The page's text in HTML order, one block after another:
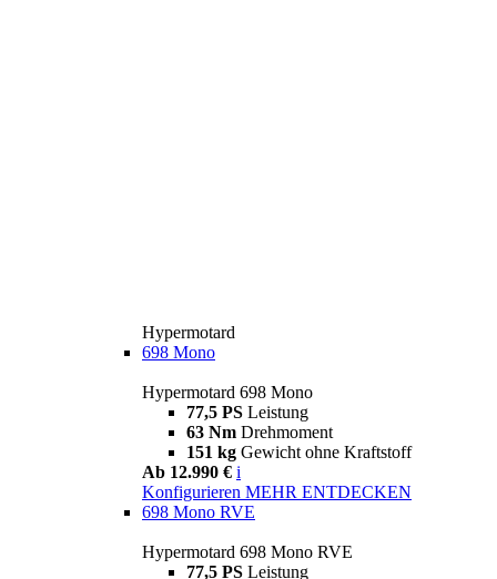
Hypermotard
698 Mono
Hypermotard 698 Mono
77,5 PS Leistung
63 Nm Drehmoment
151 kg Gewicht ohne Kraftstoff
Ab 12.990 € i
Konfigurieren MEHR ENTDECKEN
698 Mono RVE
Hypermotard 698 Mono RVE
77,5 PS Leistung